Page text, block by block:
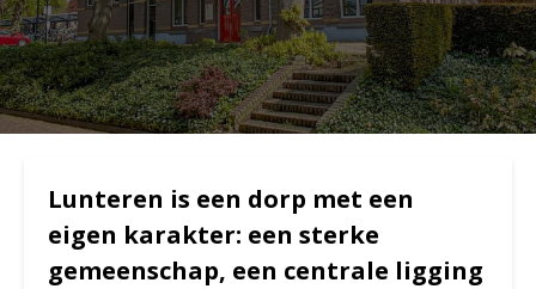
Lunteren is een dorp met een
eigen karakter: een sterke
gemeenschap, een centrale ligging